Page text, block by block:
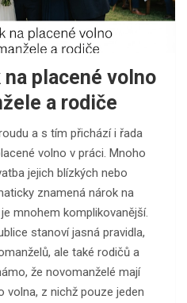
na placené volno
a rodiče
a s tím přichází i řada
volno v práci. Mnoho
jejich blízkých nebo
znamená nárok na
mnohem komplikovanější.
stanoví jasná pravidla,
ale také rodičů a
že novomanželé mají
volna, z nichž pouze jeden